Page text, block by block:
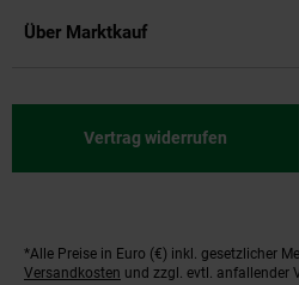
Über Marktkauf
Vertrag widerrufen
Fußnoten
*Alle Preise in Euro (€) inkl. gesetzlicher
Versandkosten und zzgl. evtl. anfallender